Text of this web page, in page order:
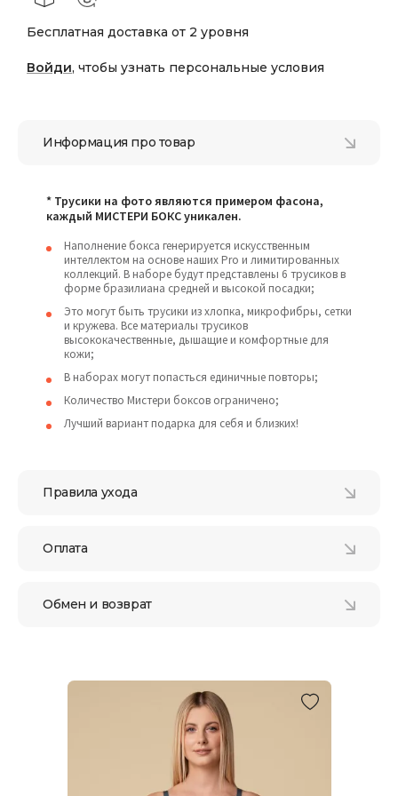
Бесплатная доставка от 2 уровня
Войди, чтобы узнать персональные условия
Информация про товар
* Трусики на фото являются примером фасона,
каждый МИСТЕРИ БОКС уникален.
Наполнение бокса генерируется искусственным
интеллектом на основе наших Pro и лимитированных
коллекций. В наборе будут представлены 6 трусиков в
форме бразилиана средней и высокой посадки;
Это могут быть трусики из хлопка, микрофибры, сетки
и кружева. Все материалы трусиков
высококачественные, дышащие и комфортные для
кожи;
В наборах могут попасться единичные повторы;
Количество Мистери боксов ограничено;
Лучший вариант подарка для себя и близких!
Правила ухода
Оплата
Обмен и возврат